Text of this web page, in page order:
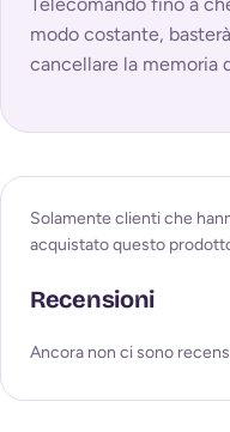
modo costante,
cancellare la memoria
Recensioni
Ancora non ci sono
Solamente clienti che
acquistato questo